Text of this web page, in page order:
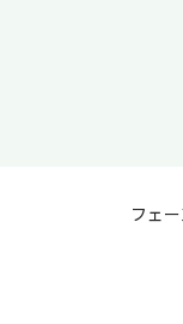
フェ